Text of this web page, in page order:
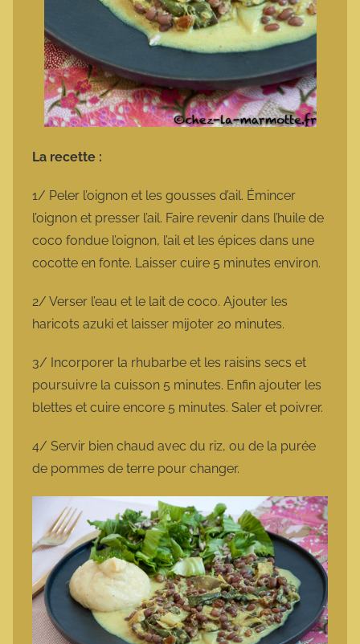
La recette :
1/ Peler l’oignon et les gousses d’ail. Émincer
l’oignon et presser l’ail. Faire revenir dans l’huile de
coco fondue l’oignon, l’ail et les épices dans une
cocotte en fonte. Laisser cuire 5 minutes environ.
2/ Verser l’eau et le lait de coco. Ajouter les
haricots azuki et laisser mijoter 20 minutes.
3/ Incorporer la rhubarbe et les raisins secs et
poursuivre la cuisson 5 minutes. Enfin ajouter les
blettes et cuire encore 5 minutes. Saler et poivrer.
4/ Servir bien chaud avec du riz, ou de la purée
de pommes de terre pour changer.